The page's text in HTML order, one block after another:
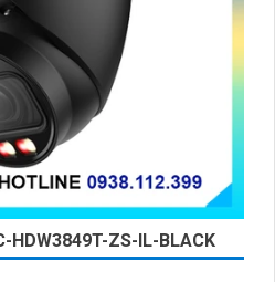
HDW3849T-ZS-IL-BLACK